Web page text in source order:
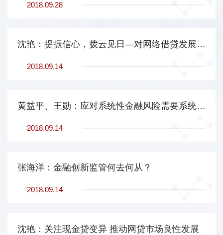
2018.09.28
沈艳：提振信心，拨云见日—对网络借贷发展方向的观察与思考
2018.09.14
黄益平、王勋：应对系统性金融风险需要系统性的策略
2018.09.14
张海洋：金融创新监管何去何从？
2018.09.14
沈艳：关注现金贷变异 推动网贷市场良性发展